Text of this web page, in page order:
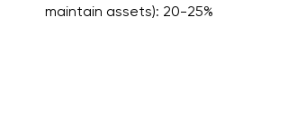
maintain assets): 20-25%